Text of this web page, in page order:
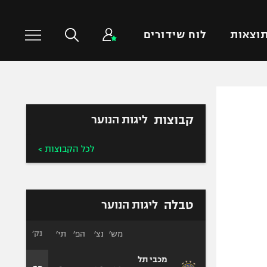
תוצאות לוח שידורים
טניס
ספורט אולימפי
קבוצות ליגות הנוער
לכל הקבוצות >
טבלה ליגות הנוער
מכבי תל
מש׳ נצ׳ הפ׳ תי׳ נק׳